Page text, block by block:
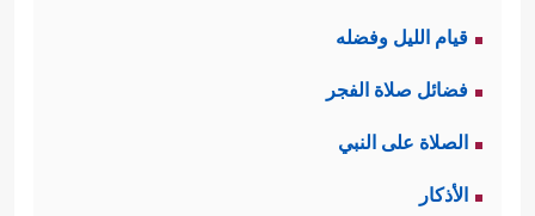
قيام الليل وفضله
فضائل صلاة الفجر
الصلاة على النبي
الأذكار